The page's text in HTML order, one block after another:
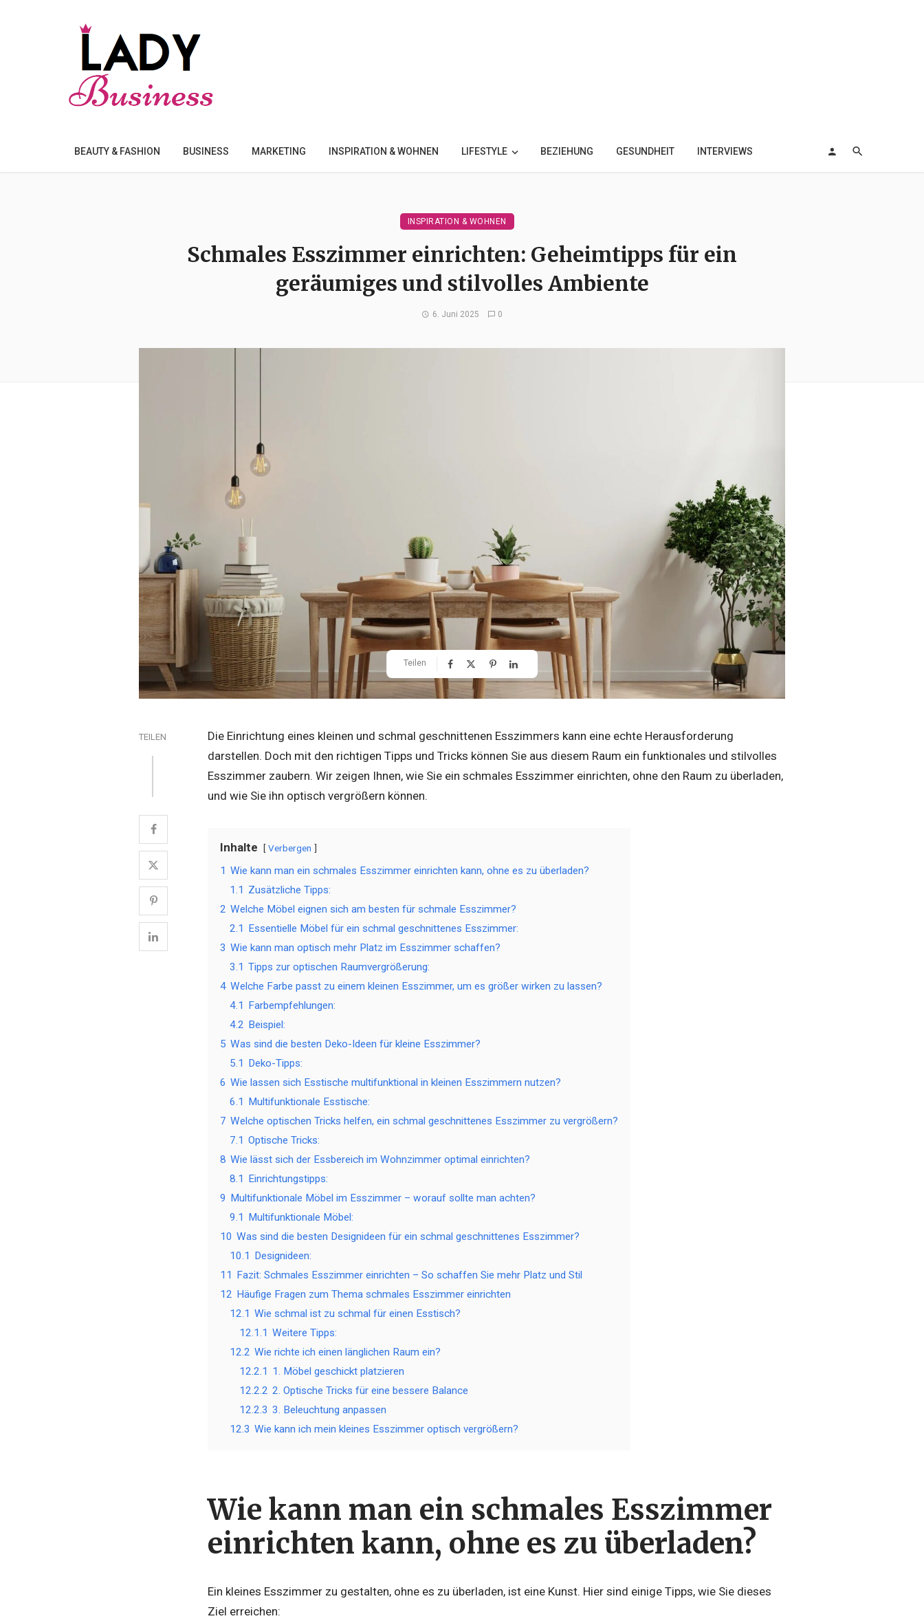
BEAUTY & FASHION BUSINESS MARKETING INSPIRATION & WOHNEN LIFESTYLE BEZIEHUNG GESUNDHEIT INTERVIEWS
INSPIRATION & WOHNEN
Schmales Esszimmer einrichten: Geheimtipps für ein
geräumiges und stilvolles Ambiente
6. Juni 2025 0
Teilen
TEILEN
Die Einrichtung eines kleinen und schmal geschnittenen Esszimmers kann eine echte Herausforderung
darstellen. Doch mit den richtigen Tipps und Tricks können Sie aus diesem Raum ein funktionales und stilvolles
Esszimmer zaubern. Wir zeigen Ihnen, wie Sie ein schmales Esszimmer einrichten, ohne den Raum zu überladen,
und wie Sie ihn optisch vergrößern können.
Inhalte Verbergen
1 Wie kann man ein schmales Esszimmer einrichten kann, ohne es zu überladen?
1.1 Zusätzliche Tipps:
2 Welche Möbel eignen sich am besten für schmale Esszimmer?
2.1 Essentielle Möbel für ein schmal geschnittenes Esszimmer:
3 Wie kann man optisch mehr Platz im Esszimmer schaffen?
3.1 Tipps zur optischen Raumvergrößerung:
4 Welche Farbe passt zu einem kleinen Esszimmer, um es größer wirken zu lassen?
4.1 Farbempfehlungen:
4.2 Beispiel:
5 Was sind die besten Deko-Ideen für kleine Esszimmer?
5.1 Deko-Tipps:
6 Wie lassen sich Esstische multifunktional in kleinen Esszimmern nutzen?
6.1 Multifunktionale Esstische:
7 Welche optischen Tricks helfen, ein schmal geschnittenes Esszimmer zu vergrößern?
7.1 Optische Tricks:
8 Wie lässt sich der Essbereich im Wohnzimmer optimal einrichten?
8.1 Einrichtungstipps:
9 Multifunktionale Möbel im Esszimmer – worauf sollte man achten?
9.1 Multifunktionale Möbel:
10 Was sind die besten Designideen für ein schmal geschnittenes Esszimmer?
10.1 Designideen:
11 Fazit: Schmales Esszimmer einrichten – So schaffen Sie mehr Platz und Stil
12 Häufige Fragen zum Thema schmales Esszimmer einrichten
12.1 Wie schmal ist zu schmal für einen Esstisch?
12.1.1 Weitere Tipps:
12.2 Wie richte ich einen länglichen Raum ein?
12.2.1 1. Möbel geschickt platzieren
12.2.2 2. Optische Tricks für eine bessere Balance
12.2.3 3. Beleuchtung anpassen
12.3 Wie kann ich mein kleines Esszimmer optisch vergrößern?
Wie kann man ein schmales Esszimmer
einrichten kann, ohne es zu überladen?
Ein kleines Esszimmer zu gestalten, ohne es zu überladen, ist eine Kunst. Hier sind einige Tipps, wie Sie dieses
Ziel erreichen: